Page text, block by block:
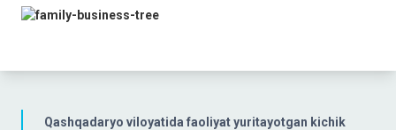
Qashqadaryo viloyatida faoliyat yuritayotgan kichik